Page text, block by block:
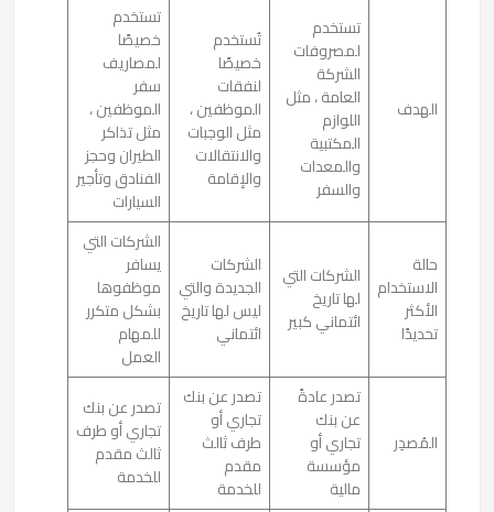
الهدف
تستخدم
لمصروفات
الشركة
العامة ، مثل
اللوازم
المكتبية
والمعدات
والسفر
تُستخدم
خصيصًا
لنفقات
الموظفين ،
مثل الوجبات
والانتقالات
والإقامة
تستخدم
خصيصًا
لمصاريف
سفر
الموظفين ،
مثل تذاكر
الطيران وحجز
الفنادق وتأجير
السيارات
حالة
الاستخدام
الأكثر
تحديدًا
الشركات التي
لها تاريخ
ائتماني كبير
الشركات
الجديدة والتي
ليس لها تاريخ
ائتماني
الشركات التي
يسافر
موظفوها
بشكل متكرر
للمهام
العمل
المُصدِر
تصدر عادةً
عن بنك
تجاري أو
مؤسسة
مالية
تصدر عن بنك
تجاري أو
طرف ثالث
مقدم
للخدمة
تصدر عن بنك
تجاري أو طرف
ثالث مقدم
للخدمة